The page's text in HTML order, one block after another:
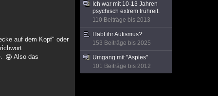
auf dem Kopf" oder
Also das
Ich war mit 10-13 Jahren
psychisch extrem frühreif.
110 Beiträge bis 2013
Habt ihr Autismus?
153 Beiträge bis 2025
Umgang mit "Aspies"
101 Beiträge bis 2012